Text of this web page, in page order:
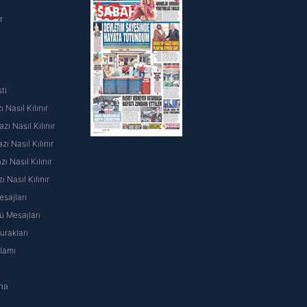
Nasıl Kılınır
Nasıl Kılınır
Nasıl Kılınır
Nasıl Kılınır
Nasıl Kılınır
Mesajları